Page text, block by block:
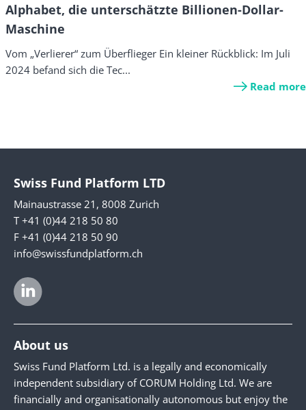
Alphabet, die unterschätzte Billionen-Dollar-
Maschine
Vom „Verlierer“ zum Überflieger Ein kleiner Rückblick: Im Juli
2024 befand sich die Tec...
Read more
Swiss Fund Platform LTD
Mainaustrasse 21, 8008 Zurich
T +41 (0)44 218 50 80
F +41 (0)44 218 50 90
info@swissfundplatform.ch
About us
Swiss Fund Platform Ltd. is a legally and economically
independent subsidiary of CORUM Holding Ltd. We are
financially and organisationally autonomous but enjoy the